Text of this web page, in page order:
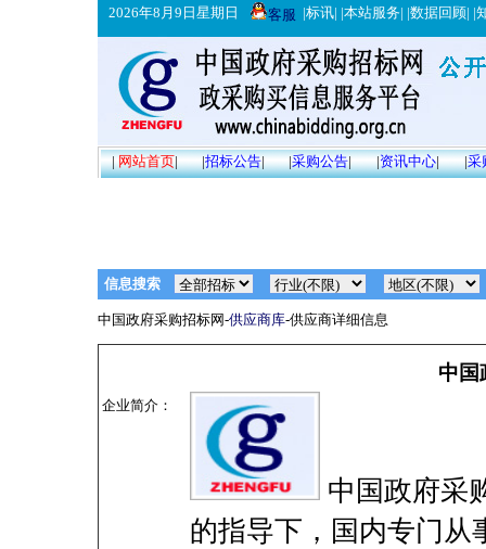
2026年8月9日星期日 客服 |标讯| |本站服务| |数据回顾| |
|网站首页| |招标公告| |采购公告| |资讯中心| |采
信息搜索
中国政府采购招标网-供应商库-供应商详细信息
中国
企业简介：
中国政府采
的指导下，国内专门从